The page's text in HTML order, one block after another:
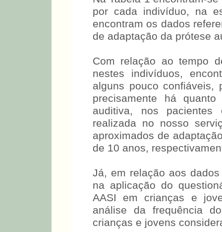
Na Tabela 1 encontram-
por cada indivíduo, na
encontram os dados
Com relação ao tempo
nestes indivíduos,
alguns pouco confiáveis,
precisamente há
auditiva, nos
realizada no nosso
aproximados de
Já, em relação aos
na aplicação do
AASI em crianças e
análise da frequência